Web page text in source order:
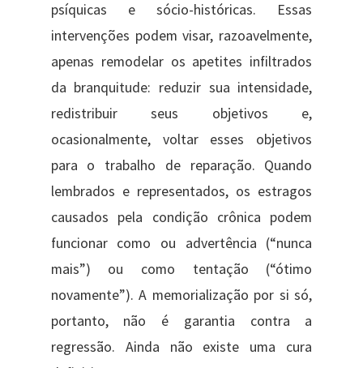
psíquicas e sócio-históricas. Essas
intervenções podem visar, razoavelmente,
apenas remodelar os apetites infiltrados
da branquitude: reduzir sua intensidade,
redistribuir seus objetivos e,
ocasionalmente, voltar esses objetivos
para o trabalho de reparação. Quando
lembrados e representados, os estragos
causados ​​pela condição crônica podem
funcionar como ou advertência (“nunca
mais”) ou como tentação (“ótimo
novamente”). A memorialização por si só,
portanto, não é garantia contra a
regressão. Ainda não existe uma cura